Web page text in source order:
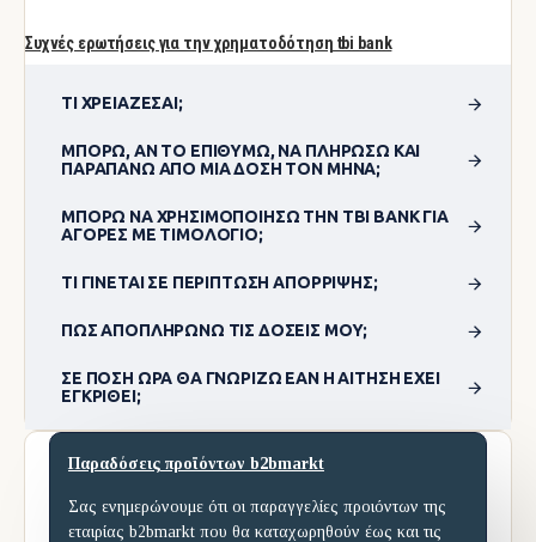
Συχνές ερωτήσεις για την χρηματοδότηση tbi bank
ΤΙ ΧΡΕΙΆΖΕΣΑΙ;
ΜΠΟΡΏ, ΑΝ ΤΟ ΕΠΙΘΥΜΏ, ΝΑ ΠΛΗΡΏΣΩ ΚΑΙ
ΠΑΡΑΠΆΝΩ ΑΠΌ ΜΊΑ ΔΌΣΗ ΤΟΝ ΜΉΝΑ;
ΜΠΟΡΏ ΝΑ ΧΡΗΣΙΜΟΠΟΊΗΣΩ ΤΗΝ TBI BANK ΓΙΑ
ΑΓΟΡΈΣ ΜΕ ΤΙΜΟΛΌΓΙΟ;
ΤΙ ΓΊΝΕΤΑΙ ΣΕ ΠΕΡΊΠΤΩΣΗ ΑΠΌΡΡΙΨΗΣ;
ΠΏΣ ΑΠΟΠΛΗΡΏΝΩ ΤΙΣ ΔΌΣΕΙΣ ΜΟΥ;
ΣΕ ΠΌΣΗ ΏΡΑ ΘΑ ΓΝΩΡΊΖΩ ΕΆΝ Η ΑΊΤΗΣΗ ΈΧΕΙ
ΕΓΚΡΙΘΕΊ;
Παραδόσεις προϊόντων b2bmarkt
Σας ενημερώνουμε ότι οι παραγγελίες προιόντων της
εταιρίας b2bmarkt που θα καταχωρηθούν έως και τις